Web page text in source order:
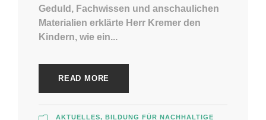
Geduld, Fachwissen und anschaulichen
Materialien erklärte Herr Kremer den
Kindern, wie ein...
READ MORE
AKTUELLES, BILDUNG FÜR NACHHALTIGE